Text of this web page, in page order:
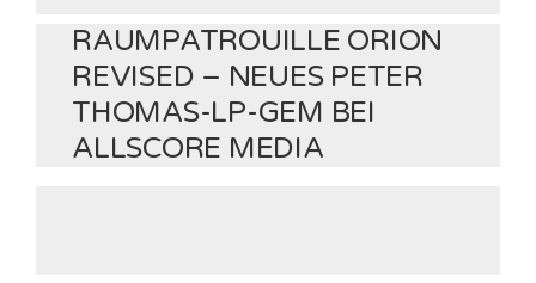
RAUMPATROUILLE ORION
REVISED – NEUES PETER
THOMAS-LP-GEM BEI
ALLSCORE MEDIA